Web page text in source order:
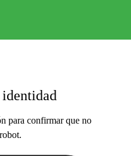
para confirmar que no